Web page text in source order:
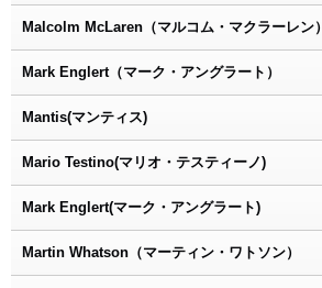
Malcolm McLaren（マルコム・マクラーレン）
Mark Englert（マーク・アングラート）
Mantis(マンティス)
Mario Testino(マリオ・テスティーノ)
Mark Englert(マーク・アングラート)
Martin Whatson（マーティン・ワトソン）